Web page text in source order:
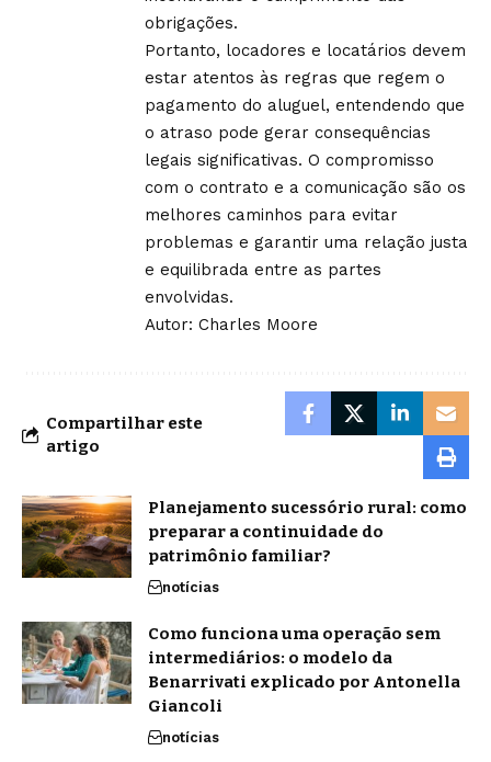
obrigações.
Portanto, locadores e locatários devem
estar atentos às regras que regem o
pagamento do aluguel, entendendo que
o atraso pode gerar consequências
legais significativas. O compromisso
com o contrato e a comunicação são os
melhores caminhos para evitar
problemas e garantir uma relação justa
e equilibrada entre as partes
envolvidas.
Autor: Charles Moore
Compartilhar este
artigo
Planejamento sucessório rural: como
preparar a continuidade do
patrimônio familiar?
notícias
Como funciona uma operação sem
intermediários: o modelo da
Benarrivati explicado por Antonella
Giancoli
notícias